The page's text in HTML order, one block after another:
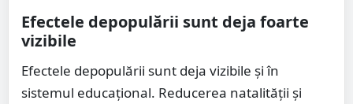
Efectele depopulării sunt deja foarte
vizibile
Efectele depopulării sunt deja vizibile și în
sistemul educațional. Reducerea natalității și